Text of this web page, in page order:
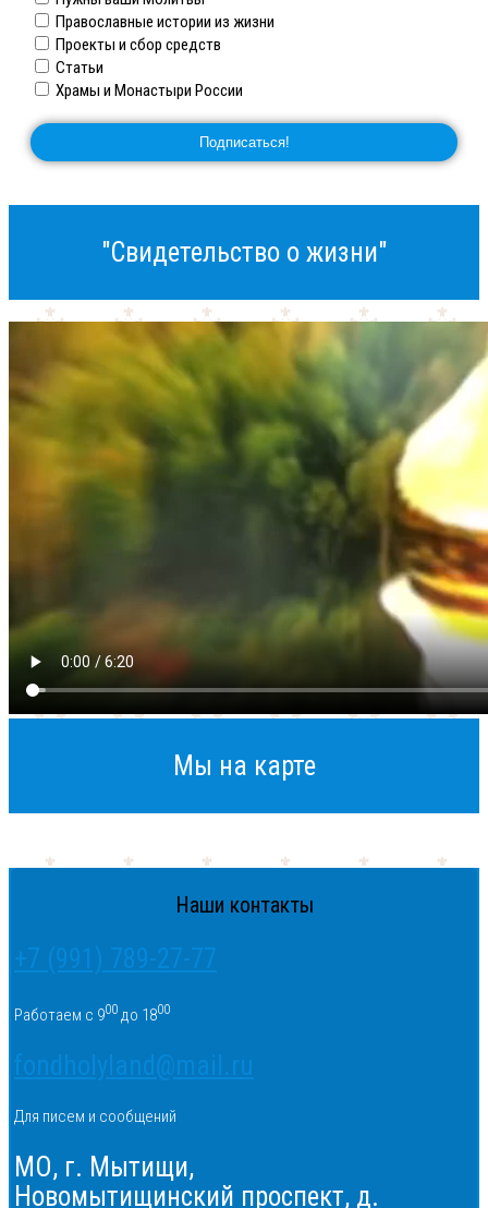
Православные истории из жизни
Проекты и сбор средств
Статьи
Храмы и Монастыри России
"Свидетельство о жизни"
Мы на карте
Наши контакты
+7 (991) 789-27-77
Работаем с 900 до 1800
fondholyland@mail.ru
Для писем и сообщений
МО, г. Мытищи,
Новомытищинский проспект, д.